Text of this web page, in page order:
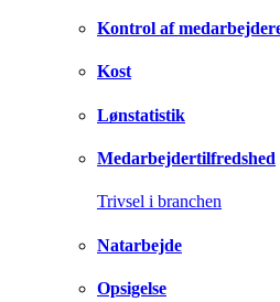
Kontrol af
Kost
Lønstatistik
Medarbejdertilfredshed
Trivsel i branchen
Natarbejde
Opsigelse